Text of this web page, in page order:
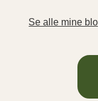
Se alle mine